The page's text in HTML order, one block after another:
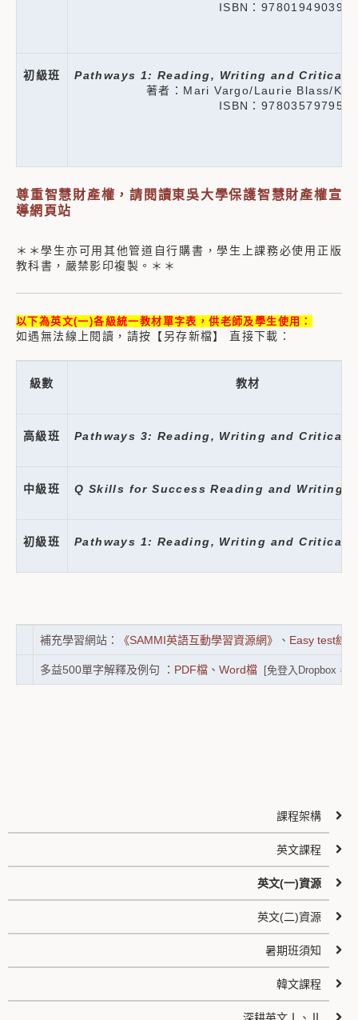
ISBN：
初級班
Pathways 1: Reading, Writing and Critical
著者：Mari Vargo/Laurie Blass/
ISBN：
尊重智慧財產權，請閱讀東吳大學保護智慧財產權宣
導網頁站
＊＊學生亦可用其他管道自行購書，學生上課務必使用正版
教科書，嚴禁影印複製。＊＊
以下為英文(一)各級統一教材單字表，供老師及學生使用：
如遇無法線上閱讀，請按【另存新檔】 直接下載：
級數 教材
高級班 Pathways 3: Reading, Writing and Critical
中級班 Q Skills for SuccessReading and Writing
初級班 Pathways 1: Reading, Writing and Critical
補充學習網站： 《SAMMI英語互動學習資源網》 、 Easy test線
多益500單字解釋及例句 ： PDF檔 、 Word檔 [免登入Dropbox，
課程架構
英文課程
英文(一)資源
英文(二)資源
暑期班須知
韓文課程